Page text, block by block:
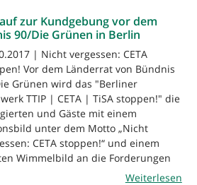
zur Kundgebung vor dem
90/Die Grünen in Berlin
| Nicht vergessen: CETA
Vor dem Länderrat von Bündnis
Grünen wird das "Berliner
TTIP | CETA | TiSA stoppen!" die
und Gäste mit einem
unter dem Motto „Nicht
CETA stoppen!“ und einem
Wimmelbild an die Forderungen
Weiterlesen